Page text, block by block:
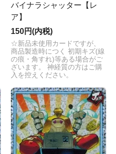
バイナラシャッター【レ
ア】
150円(内税)
☆新品未使用カードですが、
商品製造時につく 初期キズ(線
の痕・角すれ)等ある場合がご
ざいます。 神経質の方はご購
入を控えください。